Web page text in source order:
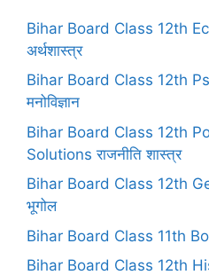
Bihar Board Class 12th
अर्थशास्त्र
Bihar Board Class 12th
मनोविज्ञान
Bihar Board Class 12th
Solutions राजनीति शास्त्र
Bihar Board Class 12th
भूगोल
Bihar Board Class 11th
Bihar Board Class 12th